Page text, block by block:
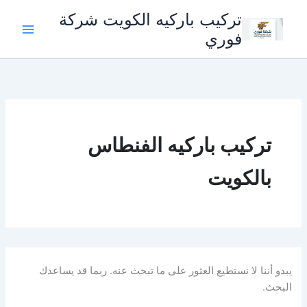
المحتوى
تركيب باركيه الكويت شركة
فوري
تركيب باركيه الفنطاس
بالكويت
يبدو أننا لا نستطيع العثور على ما تبحث عنه. ربما قد يساعدك
البحث.